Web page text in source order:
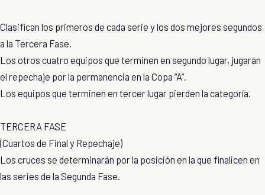
Clasifican los primeros de cada serie y los dos mejores segundos
a la Tercera Fase.
Los otros cuatro equipos que terminen en segundo lugar, jugarán
el repechaje por la permanencia en la Copa “A”.
Los equipos que terminen en tercer lugar pierden la categoría.
TERCERA FASE
(Cuartos de Final y Repechaje)
Los cruces se determinarán por la posición en la que finalicen en
las series de la Segunda Fase.